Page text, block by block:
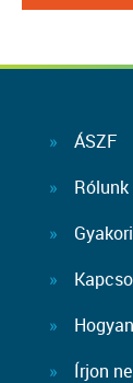
ÁSZF
Rólunk
Írjon